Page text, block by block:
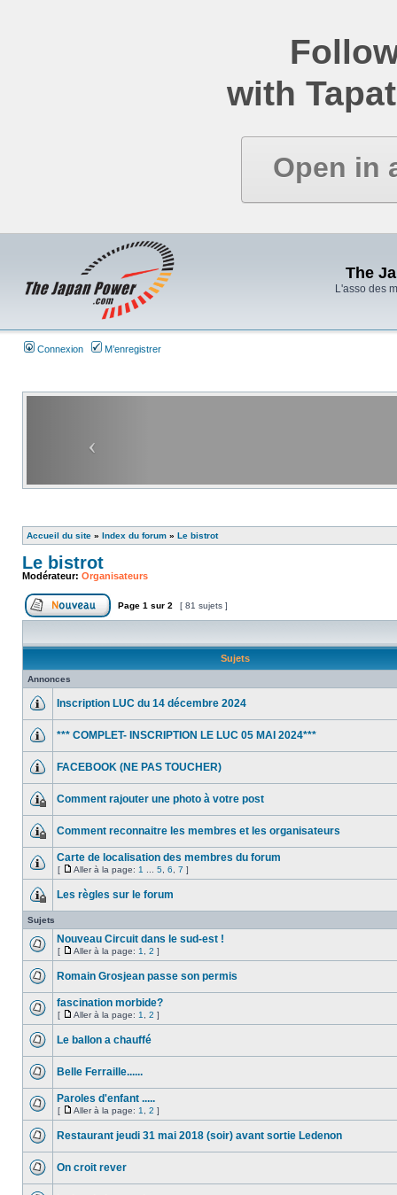
with
Open in
The
L'asso des
Connexion M’enregistrer
Accueil du site » Index du forum » Le bistrot
Le bistrot
Modérateur: Organisateurs
Page 1 sur 2 [ 81 sujets ]
Sujets
Annonces
Inscription LUC du 14 décembre 2024
*** COMPLET- INSCRIPTION LE LUC 05 MAI 2024***
FACEBOOK (NE PAS TOUCHER)
Comment rajouter une photo à votre post
Comment reconnaitre les membres et les organisateurs
Carte de localisation des membres du forum
[ Aller à la page: 1 5 6 7 ]
Les règles sur le forum
Sujets
Nouveau Circuit dans le sud-est !
[ Aller à la page: 1 2 ]
Romain Grosjean passe son permis
fascination morbide?
[ Aller à la page: 1 2 ]
Le ballon a chauffé
Belle Ferraille......
Paroles d'enfant .....
[ Aller à la page: 1 2 ]
Restaurant jeudi 31 mai 2018 (soir) avant sortie Ledenon
On croit rever